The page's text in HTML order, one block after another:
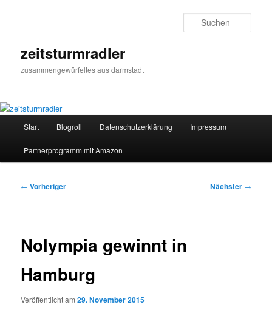
zeitsturmradler
zusammengewürfeltes aus darmstadt
Start Blogroll Datenschutzerklärung Impressum
Partnerprogramm mit Amazon
Beitragsnavigation
← Vorheriger Nächster →
Nolympia gewinnt in
Hamburg
Veröffentlicht am29. November 2015